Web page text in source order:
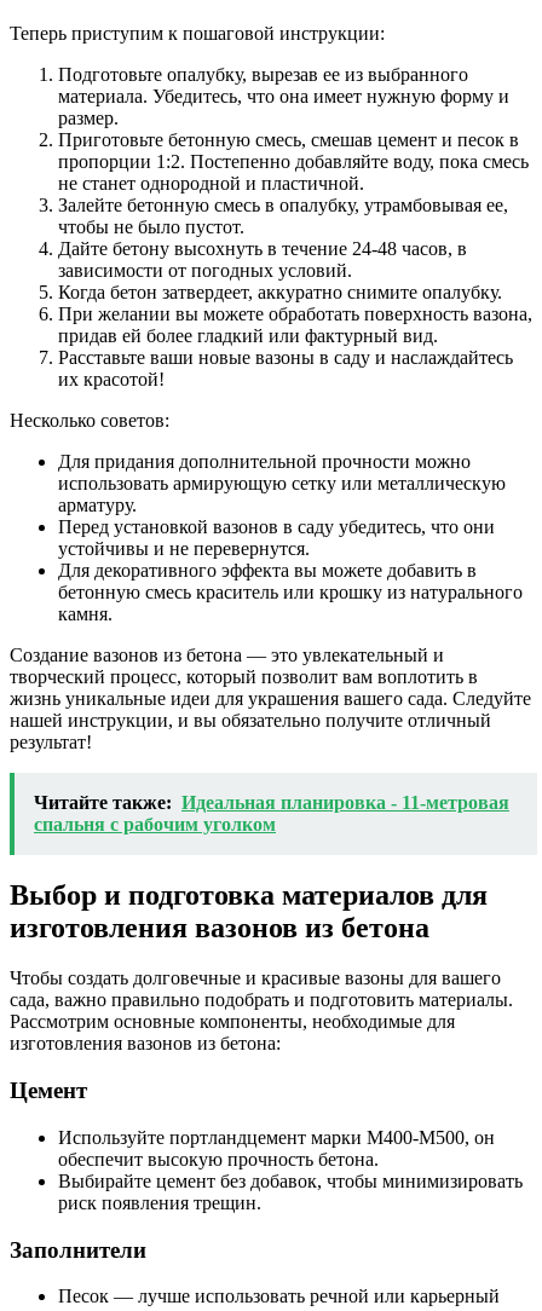
Теперь приступим к пошаговой инструкции:
Подготовьте опалубку, вырезав ее из выбранного
материала. Убедитесь, что она имеет нужную форму и
размер.
Приготовьте бетонную смесь, смешав цемент и песок в
пропорции 1:2. Постепенно добавляйте воду, пока смесь
не станет однородной и пластичной.
Залейте бетонную смесь в опалубку, утрамбовывая ее,
чтобы не было пустот.
Дайте бетону высохнуть в течение 24-48 часов, в
зависимости от погодных условий.
Когда бетон затвердеет, аккуратно снимите опалубку.
При желании вы можете обработать поверхность вазона,
придав ей более гладкий или фактурный вид.
Расставьте ваши новые вазоны в саду и наслаждайтесь
их красотой!
Несколько советов:
Для придания дополнительной прочности можно
использовать армирующую сетку или металлическую
арматуру.
Перед установкой вазонов в саду убедитесь, что они
устойчивы и не перевернутся.
Для декоративного эффекта вы можете добавить в
бетонную смесь краситель или крошку из натурального
камня.
Создание вазонов из бетона — это увлекательный и
творческий процесс, который позволит вам воплотить в
жизнь уникальные идеи для украшения вашего сада. Следуйте
нашей инструкции, и вы обязательно получите отличный
результат!
Читайте также: Идеальная планировка - 11-метровая
спальня с рабочим уголком
Выбор и подготовка материалов для
изготовления вазонов из бетона
Чтобы создать долговечные и красивые вазоны для вашего
сада, важно правильно подобрать и подготовить материалы.
Рассмотрим основные компоненты, необходимые для
изготовления вазонов из бетона:
Цемент
Используйте портландцемент марки М400-М500, он
обеспечит высокую прочность бетона.
Выбирайте цемент без добавок, чтобы минимизировать
риск появления трещин.
Заполнители
Песок — лучше использовать речной или карьерный